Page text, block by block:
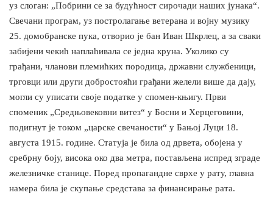
уз слоган: „Побрини се за будућност сирочади наших јунака“.
Свечани програм, уз постролагање ветерана и војну музику
25. домобранске пука, отворио је бан Иван Шкрлец, а за сваки
забијени чекић наплаћивала се једна круна. Уколико су
грађани, чланови племићких породица, државни службеници,
трговци или други добростояћи грађани желели више да дају,
могли су уписати своје податке у спомен-књигу. Први
споменик „Средњовековни витез“ у Босни и Херцеговини,
подигнут је током „царске свечаности“ у Бањој Луци 18.
августа 1915. године. Статуја је била од дрвета, обојена у
сребрну боју, висока око два метра, постављена испред зграде
железничке станице. Поред пропагандне сврхе у рату, главна
намера била је скупање средстава за финансирање рата.